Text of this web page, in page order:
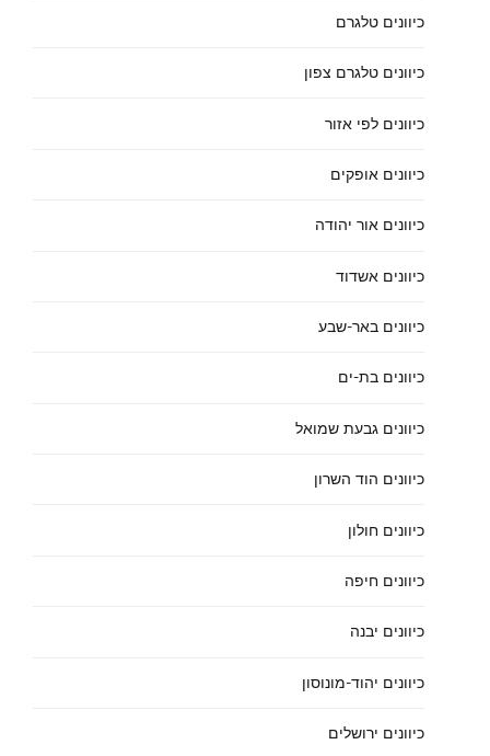
כיוונים טלגרם
כיוונים טלגרם צפון
כיוונים לפי אזור
כיוונים אופקים
כיוונים אור יהודה
כיוונים אשדוד
כיוונים באר-שבע
כיוונים בת-ים
כיוונים גבעת שמואל
כיוונים הוד השרון
כיוונים חולון
כיוונים חיפה
כיוונים יבנה
כיוונים יהוד-מונוסון
כיוונים ירושלים